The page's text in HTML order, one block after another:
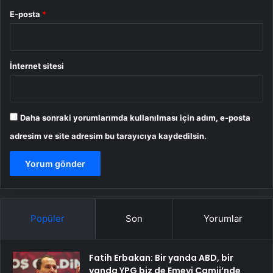
E-posta *
İnternet sitesi
Daha sonraki yorumlarımda kullanılması için adım, e-posta
adresim ve site adresim bu tarayıcıya kaydedilsin.
Popüler Son Yorumlar
Fatih Erbakan: Bir yanda ABD, bir
yanda YPG biz de Emevi Camii’nde